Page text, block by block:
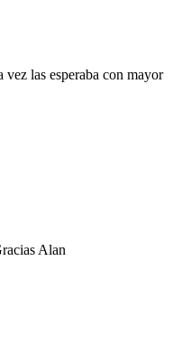
vez las esperaba con mayor
Alan